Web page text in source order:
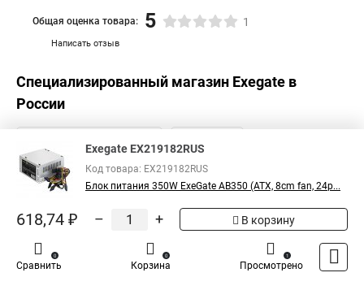
Написать отзыв
Общая оценка товара: 5 1
Специализированный магазин Exegate в
России
Exegate EX219182RUS
Код товара: EX219182RUS
Блок питания 350W ExeGate AB350 (ATX, 8cm fan, 24p...
618,74 ₽ – + В корзину
Сравнить
0
Корзина
0
Просмотрено
1